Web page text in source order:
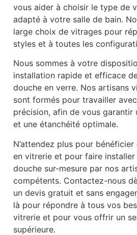
vous aider à choisir le type de
adapté à votre salle de bain.
large choix de vitrages pour
styles et à toutes les
Nous sommes à votre
installation rapide et efficace
douche en verre. Nos artisans
sont formés pour travailler
précision, afin de vous
et une étanchéité optimale.
N’attendez plus pour
en vitrerie et pour faire
douche sur-mesure par nos
compétents. Contactez-nous
un devis gratuit et sans
là pour répondre à tous vos
vitrerie et pour vous offrir un
supérieure.